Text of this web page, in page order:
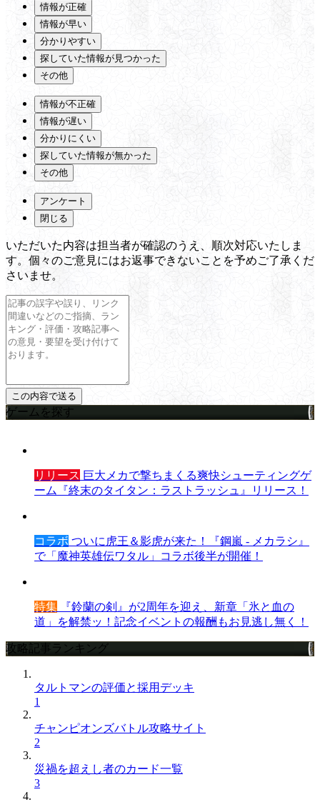
情報が正確
情報が早い
分かりやすい
探していた情報が見つかった
その他
情報が不正確
情報が遅い
分かりにくい
探していた情報が無かった
その他
アンケート
閉じる
いただいた内容は担当者が確認のうえ、順次対応いたしま
す。個々のご意見にはお返事できないことを予めご了承くだ
さいませ。
ゲームを探す
リリース 巨大メカで撃ちまくる爽快シューティングゲ
ーム『終末のタイタン：ラストラッシュ』リリース！
コラボ ついに虎王＆影虎が来た！『鋼嵐 - メカラシ』
で「魔神英雄伝ワタル」コラボ後半が開催！
特集 『鈴蘭の剣』が2周年を迎え、新章「氷と血の
道」を解禁ッ！記念イベントの報酬もお見逃し無く！
攻略記事ランキング
タルトマンの評価と採用デッキ
1
チャンピオンズバトル攻略サイト
2
災禍を超えし者のカード一覧
3